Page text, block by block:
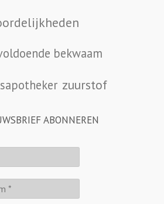
bekwaam
zuurstof
ABONNEREN